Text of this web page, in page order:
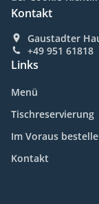
Kontakt
Gaustadter
+49 951 61818
Links
Menü
Tischreservierung
Im Voraus
Kontakt